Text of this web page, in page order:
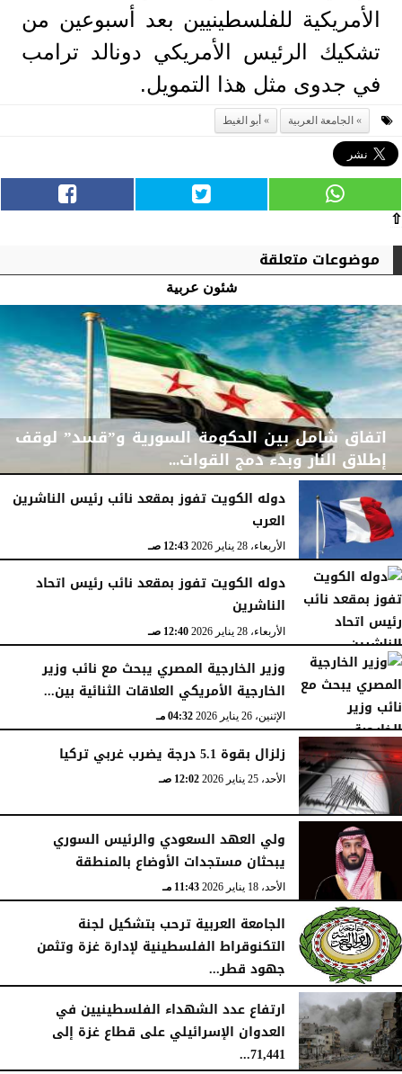
الأمريكية للفلسطينيين بعد أسبوعين من
تشكيك الرئيس الأمريكي دونالد ترامب
في جدوى مثل هذا التمويل.
الجامعة العربية أبو الغيط
⇧
موضوعات متعلقة
شئون عربية
اتفاق شامل بين الحكومة السورية و”قسد” لوقف
إطلاق النار وبدء دمج القوات...
الجمعة، 30 يناير 2026 06:08 مـ
دوله الكويت تفوز بمقعد نائب رئيس الناشرين
العرب
الأربعاء، 28 يناير 2026 12:43 صـ
دوله الكويت تفوز بمقعد نائب رئيس اتحاد
الناشرين
الأربعاء، 28 يناير 2026 12:40 صـ
وزير الخارجية المصري يبحث مع نائب وزير
الخارجية الأمريكي العلاقات الثنائية بين...
الإثنين، 26 يناير 2026 04:32 مـ
زلزال بقوة 5.1 درجة يضرب غربي تركيا
الأحد، 25 يناير 2026 12:02 صـ
ولي العهد السعودي والرئيس السوري
يبحثان مستجدات الأوضاع بالمنطقة
الأحد، 18 يناير 2026 11:43 مـ
الجامعة العربية ترحب بتشكيل لجنة
التكنوقراط الفلسطينية لإدارة غزة وتثمن
جهود قطر...
الجمعة، 16 يناير 2026 09:09 مـ
ارتفاع عدد الشهداء الفلسطينيين في
العدوان الإسرائيلي على قطاع غزة إلى
71,441...